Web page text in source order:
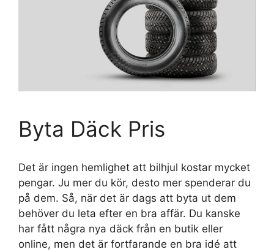
Byta Däck Pris
Det är ingen hemlighet att bilhjul kostar mycket
pengar. Ju mer du kör, desto mer spenderar du
på dem. Så, när det är dags att byta ut dem
behöver du leta efter en bra affär. Du kanske
har fått några nya däck från en butik eller
online, men det är fortfarande en bra idé att